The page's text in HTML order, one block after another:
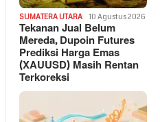
SUMATERA UTARA 10 Agustus 2026
Tekanan Jual Belum
Mereda, Dupoin Futures
Prediksi Harga Emas
(XAUUSD) Masih Rentan
Terkoreksi